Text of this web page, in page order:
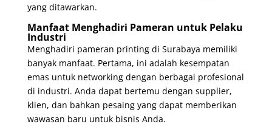
yang ditawarkan.
Manfaat Menghadiri Pameran untuk Pelaku
Industri
Menghadiri pameran printing di Surabaya memiliki
banyak manfaat. Pertama, ini adalah kesempatan
emas untuk networking dengan berbagai profesional
di industri. Anda dapat bertemu dengan supplier,
klien, dan bahkan pesaing yang dapat memberikan
wawasan baru untuk bisnis Anda.